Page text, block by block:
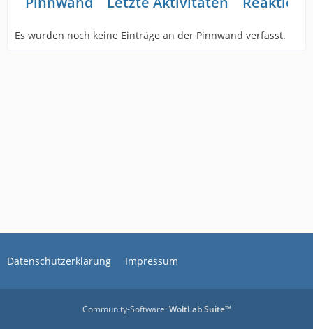
Es wurden noch keine Einträge an der Pinnwand verfasst.
Datenschutzerklärung Impressum
Community-Software:WoltLab Suite™